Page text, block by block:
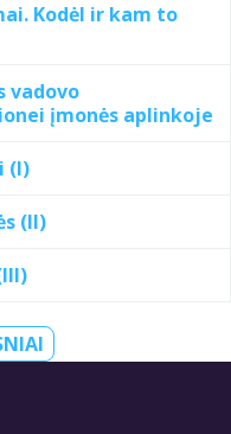
Kodėl ir kam to
vadovo
įmonės aplinkoje
(I)
(II)